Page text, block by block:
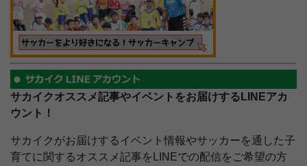
サカイクオススメ記事やイベントをお届けするLINEアカ
ウント！
サカイクがお届けするイベント情報やサッカーを通した子
育てに関するオススメ記事をLINEでの配信をご希望の方